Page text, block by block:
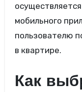
мобильного
пользователю
в квартире.
Как